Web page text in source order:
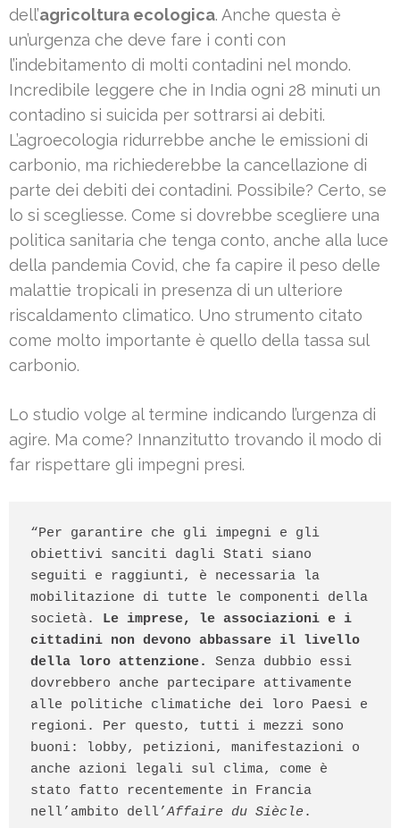
dell’agricoltura ecologica. Anche questa è
un’urgenza che deve fare i conti con
l’indebitamento di molti contadini nel mondo.
Incredibile leggere che in India ogni 28 minuti un
contadino si suicida per sottrarsi ai debiti.
L’agroecologia ridurrebbe anche le emissioni di
carbonio, ma richiederebbe la cancellazione di
parte dei debiti dei contadini. Possibile? Certo, se
lo si scegliesse. Come si dovrebbe scegliere una
politica sanitaria che tenga conto, anche alla luce
della pandemia Covid, che fa capire il peso delle
malattie tropicali in presenza di un ulteriore
riscaldamento climatico. Uno strumento citato
come molto importante è quello della tassa sul
carbonio.
Lo studio volge al termine indicando l’urgenza di
agire. Ma come? Innanzitutto trovando il modo di
far rispettare gli impegni presi.
“Per garantire che gli impegni e gli
obiettivi sanciti dagli Stati siano
seguiti e raggiunti, è necessaria la
mobilitazione di tutte le componenti della
società. Le imprese, le associazioni e i
cittadini non devono abbassare il livello
della loro attenzione.
Senza dubbio essi
dovrebbero anche partecipare attivamente
alle politiche climatiche dei loro Paesi e
regioni. Per questo, tutti i mezzi sono
buoni: lobby, petizioni, manifestazioni o
anche azioni legali sul clima, come è
stato fatto recentemente in Francia
nell’ambito dell’Affaire du Siècle .